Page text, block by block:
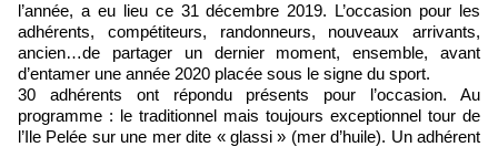
l’année, a eu lieu ce 31 décembre 2019. L’occasion pour les
adhérents, compétiteurs, randonneurs, nouveaux arrivants,
ancien…de partager un dernier moment, ensemble, avant
d’entamer une année 2020 placée sous le signe du sport.
30 adhérents ont répondu présents pour l’occasion. Au
programme : le traditionnel mais toujours exceptionnel tour de
l’Ile Pelée sur une mer dite « glassi » (mer d’huile). Un adhérent